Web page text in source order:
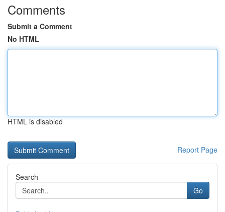
Comments
Submit a Comment
No HTML
HTML is disabled
Report Page
Search
Go